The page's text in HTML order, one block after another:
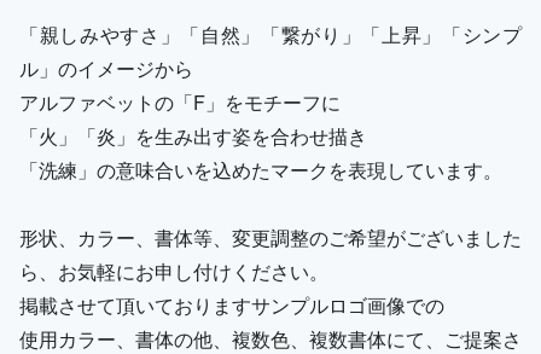
「親しみやすさ」「自然」「繋がり」「上昇」「シンプ
ル」のイメージから
アルファベットの「F」をモチーフに
「火」「炎」を生み出す姿を合わせ描き
「洗練」の意味合いを込めたマークを表現しています。
形状、カラー、書体等、変更調整のご希望がございました
ら、お気軽にお申し付けください。
掲載させて頂いておりますサンプルロゴ画像での
使用カラー、書体の他、複数色、複数書体にて、ご提案さ